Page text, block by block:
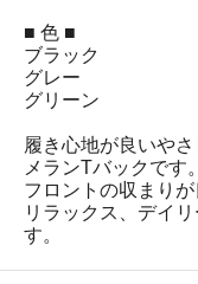
■ 色 ■
ブラック
グレー
グリーン
履き心地が良いや
メランTバックです。
フロントの収まり
リラックス、デイ
す。